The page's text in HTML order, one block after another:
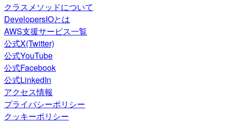
クラスメソッドについて
DevelopersIOとは
AWS支援サービス一覧
公式X(Twitter)
公式YouTube
公式Facebook
公式LinkedIn
アクセス情報
プライバシーポリシー
クッキーポリシー